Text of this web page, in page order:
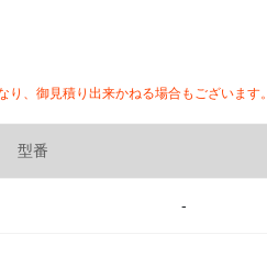
、御見積り出来かねる場合もございます。
型番
-